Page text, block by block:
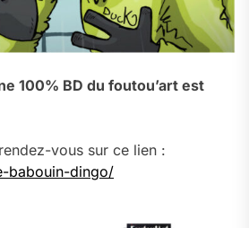
100% BD du foutou’art est
vous sur ce lien :
babouin-dingo/